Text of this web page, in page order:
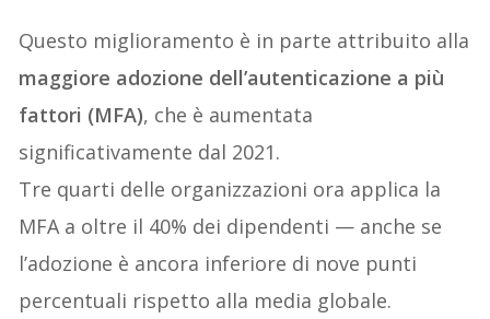
Questo miglioramento è in parte attribuito alla
maggiore adozione dell’autenticazione a più
fattori (MFA), che è aumentata
significativamente dal 2021.
Tre quarti delle organizzazioni ora applica la
MFA a oltre il 40% dei dipendenti — anche se
l’adozione è ancora inferiore di nove punti
percentuali rispetto alla media globale.